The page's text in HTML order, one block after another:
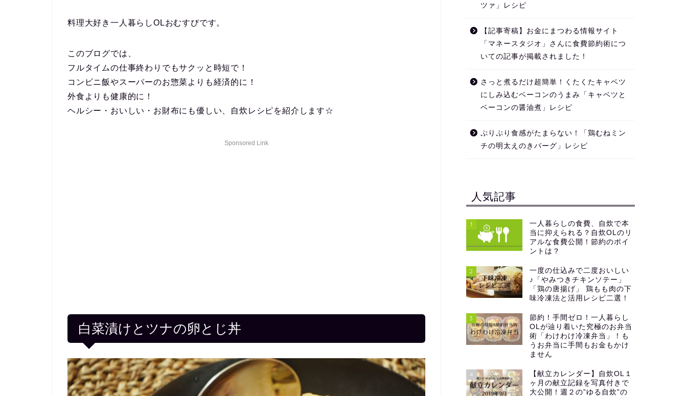
料理大好き一人暮らしOLおむすびです。
このブログでは、
フルタイムの仕事終わりでもサクッと時短で！
コンビニ飯やスーパーのお惣菜よりも経済的に！
外食よりも健康的に！
ヘルシー・おいしい・お財布にも優しい、自炊レシピを紹介します☆
Sponsored Link
白菜漬けとツナの卵とじ丼
ツァ」レシピ
【記事寄稿】お金にまつわる情報サイト
「マネースタジオ」さんに食費節約術につ
いての記事が掲載されました！
さっと煮るだけ超簡単！くたくたキャベツ
にしみ込むベーコンのうまみ「キャベツと
ベーコンの醤油煮」レシピ
ぷりぷり食感がたまらない！「鶏むねミン
チの明太えのきバーグ」レシピ
人気記事
1
一人暮らしの食費、自炊で本
当に抑えられる？自炊OLのリ
アルな食費公開！節約のポイ
ントは？
2
一度の仕込みで二度おいしい
♪「やみつきチキンソテー」
「鶏の唐揚げ」 鶏もも肉の下
味冷凍法と活用レシピ二選！
3
節約！手間ゼロ！一人暮らし
OLが辿り着いた究極のお弁当
術「わけわけ冷凍弁当」！も
うお弁当に手間もお金もかけ
ません
4
【献立カレンダー】自炊OL１
ヶ月の献立記録を写真付きで
大公開！週２の”ゆる自炊”の